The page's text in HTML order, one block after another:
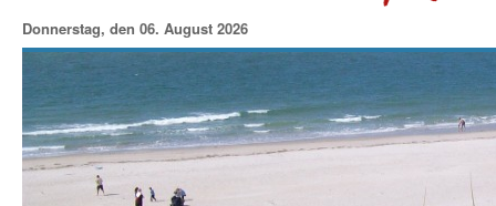
Donnerstag, den 06. August 2026